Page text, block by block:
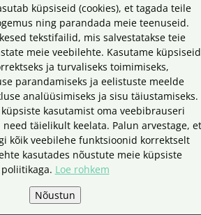
küpsiseid (cookies), et tagada teile
ning parandada meie teenuseid.
tekstifailid, mis salvestatakse teie
meie veebilehte. Kasutame
ja turvaliseks toimimiseks,
parandamiseks ja eelistuste meelde
analüüsimiseks ja sisu täiustamiseks.
kasutamist oma veebibrauseri
täielikult keelata. Palun arvestage, et
kõik veebilehe funktsioonid korrektselt
kasutades nõustute meie küpsiste
poliitikaga. Loe rohkem
Nõustun